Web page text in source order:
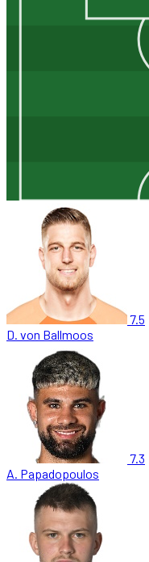
7.5
D. von Ballmoos
7.3
A. Papadopoulos